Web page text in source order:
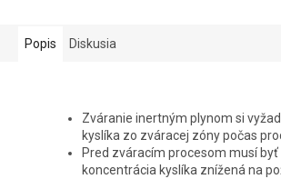
Popis Diskusia
Zváranie inertným plynom si
kyslíka zo zváracej zóny počas
Pred zváracím procesom musí byť
koncentrácia kyslíka znížená na